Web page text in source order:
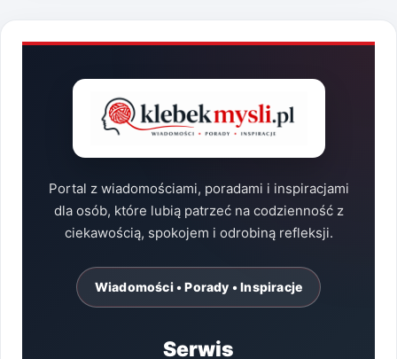
Portal z wiadomościami, poradami i inspiracjami
dla osób, które lubią patrzeć na codzienność z
ciekawością, spokojem i odrobiną refleksji.
Wiadomości • Porady • Inspiracje
Serwis